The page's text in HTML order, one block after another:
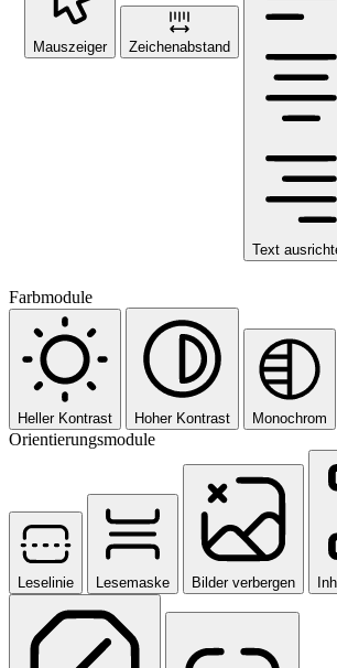
Mauszeiger Zeichenabstand
Text
Farbmodule
Heller Kontrast Hoher Kontrast Monochrom
Orientierungsmodule
Leselinie Lesemaske Bilder verbergen